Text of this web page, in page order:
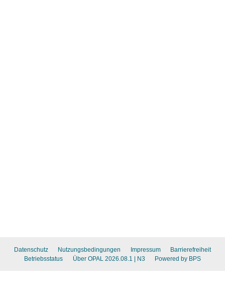
Datenschutz Nutzungsbedingungen Impressum
Barrierefreiheit
Betriebsstatus
Über OPAL 2026.08.1 | N3 Powered by BPS